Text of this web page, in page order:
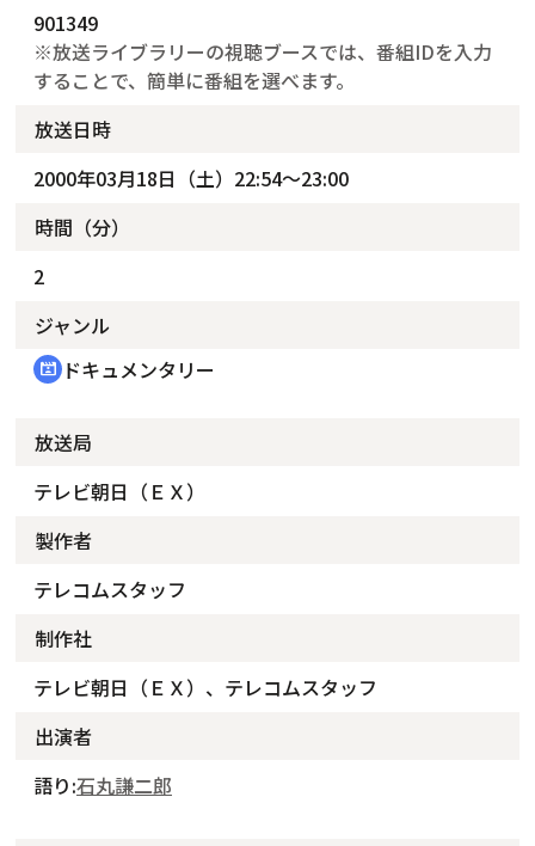
901349
※放送ライブラリーの視聴ブースでは、番組IDを入力
することで、簡単に番組を選べます。
放送日時
2000年03月18日（土）22:54～23:00
時間（分）
2
ジャンル
cinematic_blur ドキュメンタリー
放送局
テレビ朝日（ＥＸ）
製作者
テレコムスタッフ
制作社
テレビ朝日（ＥＸ）、テレコムスタッフ
出演者
語り:石丸謙二郎